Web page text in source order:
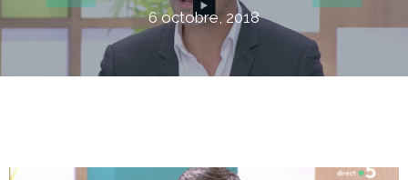
6 octobre, 2018